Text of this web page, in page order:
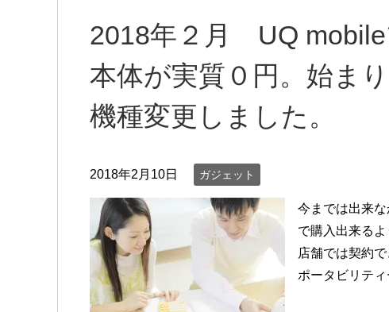
2018年２月 UQ
本体が実質０円。始ま
機種変更しました。
2018年2月10日 ガジェット
今までは出来
で購入出来る
店舗では契約
ポータビリテ